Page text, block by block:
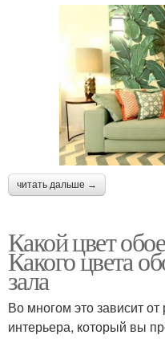
читать дальше →
Какой цвет
Какого цвета
зала
Во многом это зависит
интерьера, который вы